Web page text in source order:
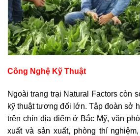
Công Nghệ Kỹ Thuật
Ngoài trang trại Natural Factors còn
kỹ thuật tương đối lớn. Tập đoàn sở
trên chín địa điểm ở Bắc Mỹ, văn
xuất và sản xuất, phòng thí